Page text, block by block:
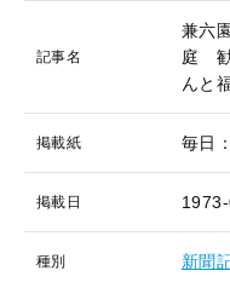
記事名
兼六
庭
んと
掲載紙 毎日
掲載日
種別 新聞